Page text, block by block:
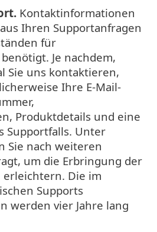
Kontaktinformationen
Ihren Supportanfragen
für
Je nachdem,
Sie uns kontaktieren,
Ihre E-Mail-
Produktdetails und eine
Supportfalls. Unter
Sie nach weiteren
um die Erbringung der
Die im
Supports
werden vier Jahre lang